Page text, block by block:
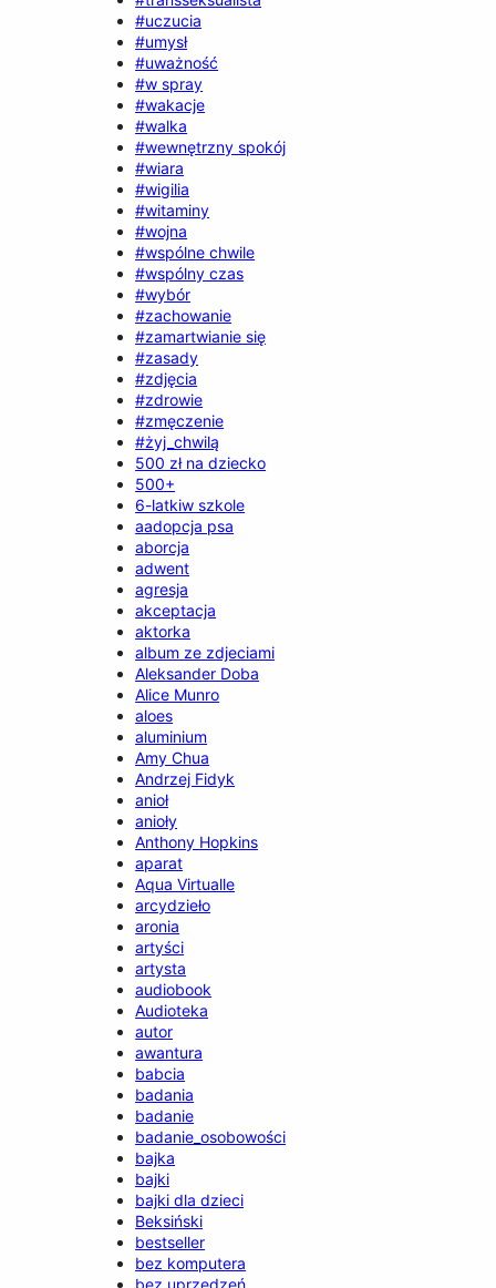
#uczucia
#umysł
#uważność
#w spray
#wakacje
#walka
#wewnętrzny spokój
#wiara
#wigilia
#witaminy
#wojna
#wspólne chwile
#wspólny czas
#wybór
#zachowanie
#zamartwianie się
#zasady
#zdjęcia
#zdrowie
#zmęczenie
#żyj_chwilą
500 zł na dziecko
500+
6-latkiw szkole
aadopcja psa
aborcja
adwent
agresja
akceptacja
aktorka
album ze zdjeciami
Aleksander Doba
Alice Munro
aloes
aluminium
Amy Chua
Andrzej Fidyk
anioł
anioły
Anthony Hopkins
aparat
Aqua Virtualle
arcydzieło
aronia
artyści
artysta
audiobook
Audioteka
autor
awantura
babcia
badania
badanie
badanie_osobowości
bajka
bajki
bajki dla dzieci
Beksiński
bestseller
bez komputera
bez uprzedzeń